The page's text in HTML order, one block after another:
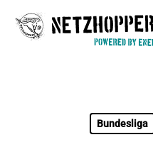
Bundesliga